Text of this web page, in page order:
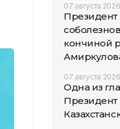
07 августа
кончиной
07 августа
Одна из